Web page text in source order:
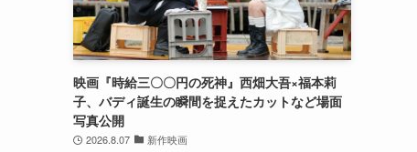
映画『時給三〇〇円の死神』西畑大吾×福本莉
子、バディ誕生の瞬間を捉えたカットなど場面
写真公開
2026.8.07 新作映画